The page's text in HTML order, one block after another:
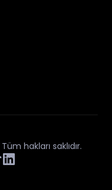
Tüm hakları saklıdır.